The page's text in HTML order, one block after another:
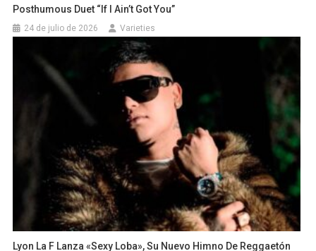
Posthumous Duet “If I Ain’t Got You”
24 de julio de 2026 Varieties
Lyon La F Lanza «Sexy Loba», Su Nuevo Himno De Reggaetón